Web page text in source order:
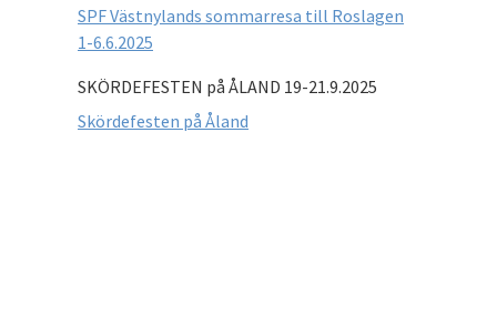
SPF Västnylands sommarresa till Roslagen
1-6.6.2025
SKÖRDEFESTEN på ÅLAND 19-21.9.2025
Skördefesten på Åland